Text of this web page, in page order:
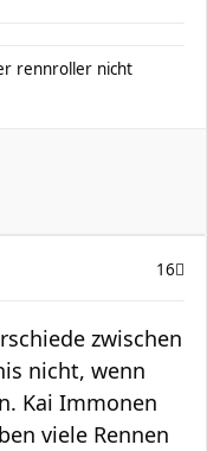
rennroller nicht
16
zwischen
nicht, wenn
Kai Immonen
viele Rennen